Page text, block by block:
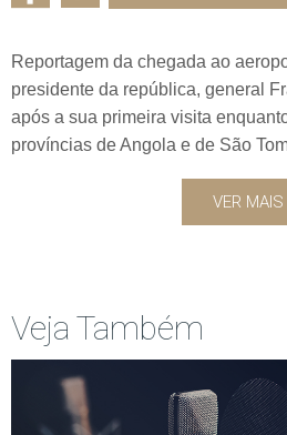
Reportagem da chegada ao
presidente da república, general
após a sua primeira visita
províncias de Angola e de São
VER MAIS
Veja Também